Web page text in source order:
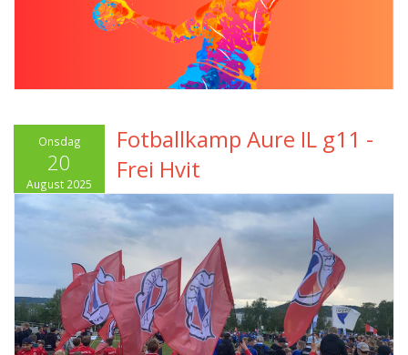
Onsdag
20
August 2025
Fotballkamp Aure IL g11 -
Frei Hvit